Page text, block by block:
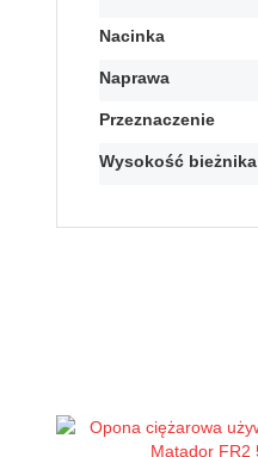
Nacinka
Naprawa
Przeznaczenie
Wysokość bieżnika